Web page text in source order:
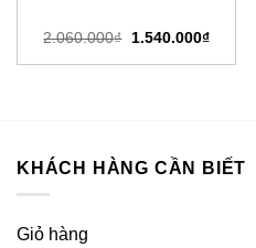
2.060.000₫
Giá
là:
1.540.000₫Giá
tại
KHÁCH HÀNG CẦN BIẾT
Giỏ hàng